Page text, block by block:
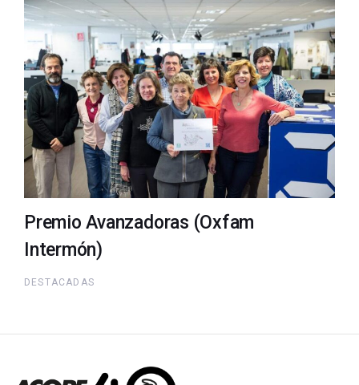
Premio Avanzadoras (Oxfam
Intermón)
DESTACADAS